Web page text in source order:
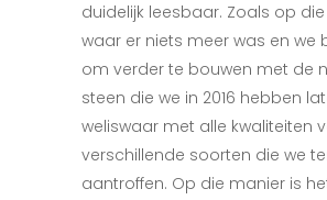
duidelijk leesbaar. Zoals op
waar er niets meer was en we
om verder te bouwen met de
steen die we in 2016 hebben
weliswaar met alle kwaliteiten
verschillende soorten die we
aantroffen. Op die manier is